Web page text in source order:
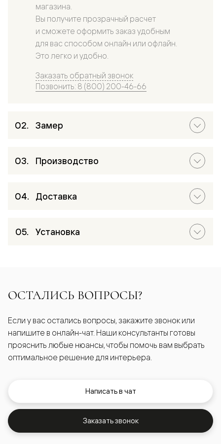
магазина.
Вы получите прозрачный расчет
и сможете оформить заказ удобным
для вас способом онлайн или офлайн.
Это легко и удобно.
Заказать обратный звонок
Позвонить: 8 (800) 200-46-66
Замер
Производство
Доставка
Установка
ОСТАЛИСЬ ВОПРОСЫ?
Если у вас остались вопросы, закажите звонок или
напишите в онлайн-чат. Наши консультанты готовы
прояснить любые нюансы, чтобы помочь вам выбрать
оптимальное решение для интерьера.
Написать в чат
Заказать звонок